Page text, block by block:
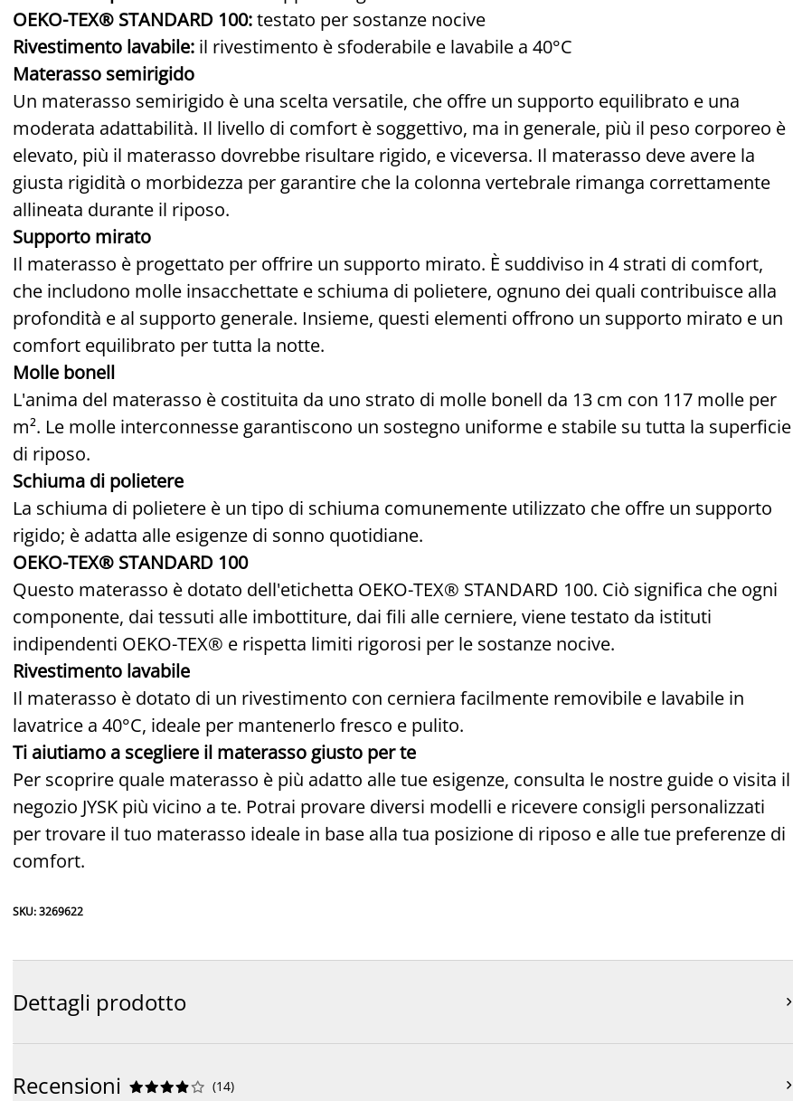
OEKO-TEX® STANDARD 100:testato per sostanze nocive
Rivestimento lavabile: il rivestimento è sfoderabile e lavabile a 40°C
Materasso semirigido
Un materasso semirigido è una scelta versatile, che offre un supporto equilibrato e una
moderata adattabilità. Il livello di comfort è soggettivo, ma in generale, più il peso corporeo è
elevato, più il materasso dovrebbe risultare rigido, e viceversa. Il materasso deve avere la
giusta rigidità o morbidezza per garantire che la colonna vertebrale rimanga correttamente
allineata durante il riposo.
Supporto mirato
Il materasso è progettato per offrire un supporto mirato. È suddiviso in 4 strati di comfort,
che includono molle insacchettate e schiuma di polietere, ognuno dei quali contribuisce alla
profondità e al supporto generale. Insieme, questi elementi offrono un supporto mirato e un
comfort equilibrato per tutta la notte.
Molle bonell
L'anima del materasso è costituita da uno strato di molle bonell da 13 cm con 117 molle per
m². Le molle interconnesse garantiscono un sostegno uniforme e stabile su tutta la superficie
di riposo.
Schiuma di polietere
La schiuma di polietere è un tipo di schiuma comunemente utilizzato che offre un supporto
rigido; è adatta alle esigenze di sonno quotidiane.
OEKO-TEX® STANDARD 100
Questo materasso è dotato dell'etichetta OEKO-TEX® STANDARD 100. Ciò significa che ogni
componente, dai tessuti alle imbottiture, dai fili alle cerniere, viene testato da istituti
indipendenti OEKO-TEX® e rispetta limiti rigorosi per le sostanze nocive.
Rivestimento lavabile
Il materasso è dotato di un rivestimento con cerniera facilmente removibile e lavabile in
lavatrice a 40°C, ideale per mantenerlo fresco e pulito.
Ti aiutiamo a scegliere il materasso giusto per te
Per scoprire quale materasso è più adatto alle tue esigenze, consulta le nostre guide o visita il
negozio JYSK più vicino a te. Potrai provare diversi modelli e ricevere consigli personalizzati
per trovare il tuo materasso ideale in base alla tua posizione di riposo e alle tue preferenze di
comfort.
SKU: 3269622
Dettagli prodotto 
Recensioni 




 (14) 